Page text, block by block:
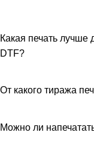
Какая печать
DTF?
От какого тиража
Можно ли